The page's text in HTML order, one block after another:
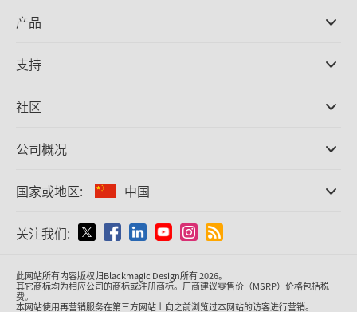
产品
DaVinci Resolve和Fusion软件
Ultimatte
采集和输出
格式转换
监看
网络存储
信号分配
流媒体直播及编码
支持
支持中心
社区
公司概况
关于我们
媒体
国家或地区: 中国
请选择国家或地区
Australia
关注我们:
此网站所有内容版权归Blackmagic Design所有 2026。
其它商标均为相应公司的商标或注册商标。厂商建议零售价（MSRP）价格包括税
费。
本网站使用再营销服务在第三方网站上向之前浏览过本网站的访客进行营销。